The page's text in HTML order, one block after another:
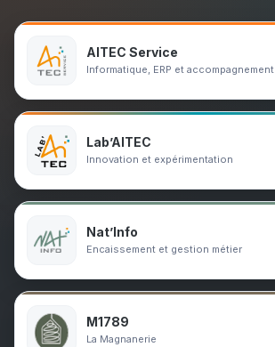
AITEC Service
Informatique, ERP et accompagnement
Lab’AITEC
Innovation et expérimentation
Nat’Info
Encaissement et gestion métier
M1789
La Magnanerie